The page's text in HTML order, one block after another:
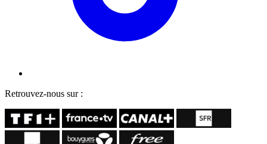
Retrouvez-nous sur :